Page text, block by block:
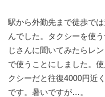
駅から外勤先まで徒歩で
んでした。タクシーを使
じさんに聞いてみたらレ
で使うことにしました。
クシーだと往復4000円近
です。暑いですが…。